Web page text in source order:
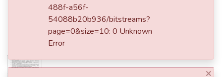
All of DSpace
Библейская символика в сказке К.
С. Льюиса «Лев, Колдунья и
Платяной шкаф»
488f-a56f-
54088b20b936/bitstreams?
page=0&size=10: 0 Unknown
Error